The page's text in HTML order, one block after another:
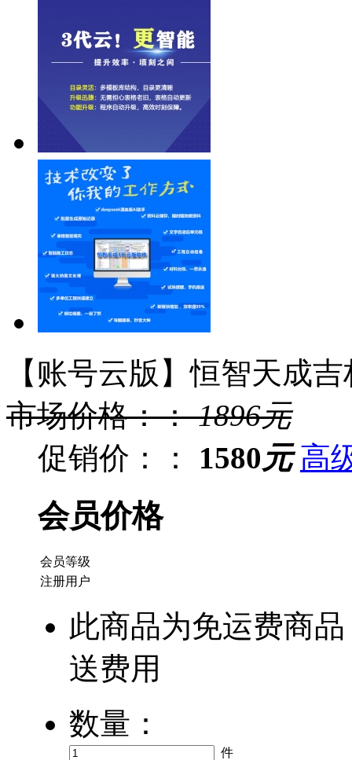
【账号云版】恒智天成
市场价格：：1896元
促销价：：
1580元 高
会员价格
会员等级
注册用户
此商品为免运费商
送费用
数量：
件